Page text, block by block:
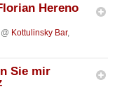
Hereno
@ Kottulinsky Bar,
Sie mir